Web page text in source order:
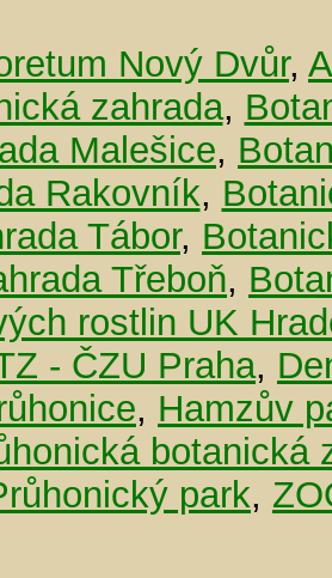
Nový Dvůr,
zahrada,
Malešice,
Rakovník,
Tábor,
Třeboň,
rostlin UK
- ČZU Praha,
, Hamzův
botanická
park,